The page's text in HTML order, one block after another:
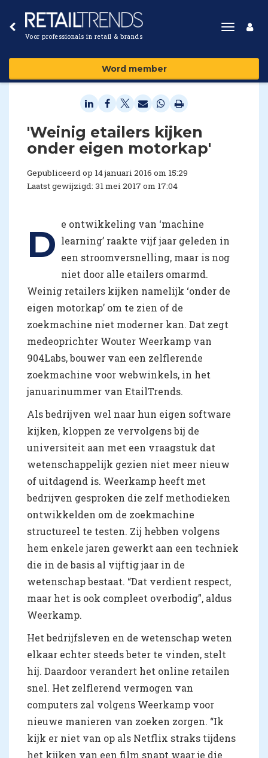
Voor professionals in retail & brands
Toggle
Word member
'Weinig etailers kijken
onder eigen motorkap'
Gepubliceerd op 14 januari 2016 om 15:29
Laatst gewijzigd: 31 mei 2017 om 17:04
D e ontwikkeling van ‘machine
learning’ raakte vijf jaar geleden in
een stroomversnelling, maar is nog
niet door alle etailers omarmd.
Weinig retailers kijken namelijk ‘onder de
eigen motorkap’ om te zien of de
zoekmachine niet moderner kan. Dat zegt
medeoprichter Wouter Weerkamp van
904Labs, bouwer van een zelflerende
zoekmachine voor webwinkels, in het
januarinummer van EtailTrends.
Als bedrijven wel naar hun eigen software
kijken, kloppen ze vervolgens bij de
universiteit aan met een vraagstuk dat
wetenschappelijk gezien niet meer nieuw
of uitdagend is. Weerkamp heeft met
bedrijven gesproken die zelf methodieken
ontwikkelden om de zoekmachine
structureel te testen. Zij hebben volgens
hem enkele jaren gewerkt aan een techniek
die in de basis al vijftig jaar in de
wetenschap bestaat. “Dat verdient respect,
maar het is ook compleet overbodig”, aldus
Weerkamp.
Het bedrijfsleven en de wetenschap weten
elkaar echter steeds beter te vinden, stelt
hij. Daardoor verandert het online retailen
snel. Het zelflerend vermogen van
computers zal volgens Weerkamp voor
nieuwe manieren van zoeken zorgen. “Ik
kijk er niet van op als Netflix straks tijdens
het kijken van een film snapt waar je die